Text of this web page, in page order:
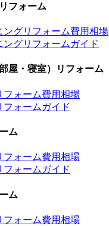
フォーム
ングリフォーム費用相場
ングリフォームガイド
屋・寝室）リフォーム
フォーム費用相場
フォームガイド
ム
フォーム費用相場
フォームガイド
ム
フォーム費用相場